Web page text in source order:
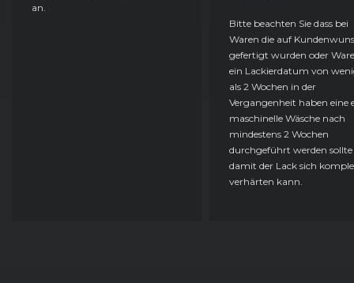
an.
Bitte beachten Sie dass bei
Waren die auf
gefertigt wurden oder
ein Lackierdatum von
als 2 Wochen in der
Vergangenheit haben eine
maschinelle Wäsche nach
mindestens 2 Wochen
durchgeführt werden sollte
damit der Lack sich
verhärten kann.